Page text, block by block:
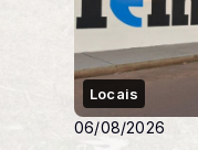
Locais
06/08/2026